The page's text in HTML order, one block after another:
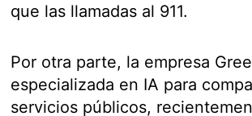
que las llamadas al 911.
Por otra parte, la empresa
especializada en IA para
servicios públicos,